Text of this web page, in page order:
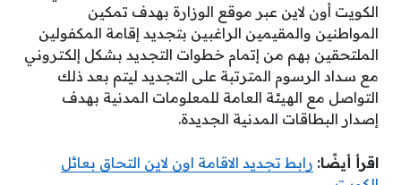
الكويت أون لاين عبر موقع الوزارة بهدف تمكين
المواطنين والمقيمين الراغبين بتجديد إقامة المكفولين
الملتحقين بهم من إتمام خطوات التجديد بشكل إلكتروني
مع سداد الرسوم المترتبة على التجديد ليتم بعد ذلك
التواصل مع الهيئة العامة للمعلومات المدنية بهدف
إصدار البطاقات المدنية الجديدة.
اقرأ أيضًا: رابط تجديد الاقامة اون لاين التحاق بعائل